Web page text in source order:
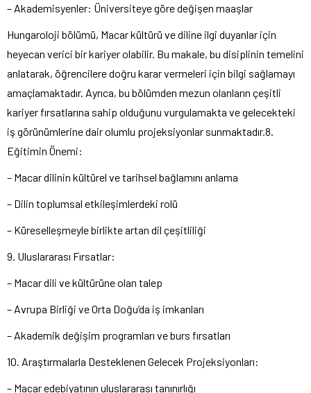
– Akademisyenler: Üniversiteye göre değişen maaşlar
Hungaroloji bölümü, Macar kültürü ve diline ilgi duyanlar için
heyecan verici bir kariyer olabilir. Bu makale, bu disiplinin temelini
anlatarak, öğrencilere doğru karar vermeleri için bilgi sağlamayı
amaçlamaktadır. Ayrıca, bu bölümden mezun olanların çeşitli
kariyer fırsatlarına sahip olduğunu vurgulamakta ve gelecekteki
iş görünümlerine dair olumlu projeksiyonlar sunmaktadır.8.
Eğitimin Önemi:
– Macar dilinin kültürel ve tarihsel bağlamını anlama
– Dilin toplumsal etkileşimlerdeki rolü
– Küreselleşmeyle birlikte artan dil çeşitliliği
9. Uluslararası Fırsatlar:
– Macar dili ve kültürüne olan talep
– Avrupa Birliği ve Orta Doğu’da iş imkanları
– Akademik değişim programları ve burs fırsatları
10. Araştırmalarla Desteklenen Gelecek Projeksiyonları:
– Macar edebiyatının uluslararası tanınırlığı